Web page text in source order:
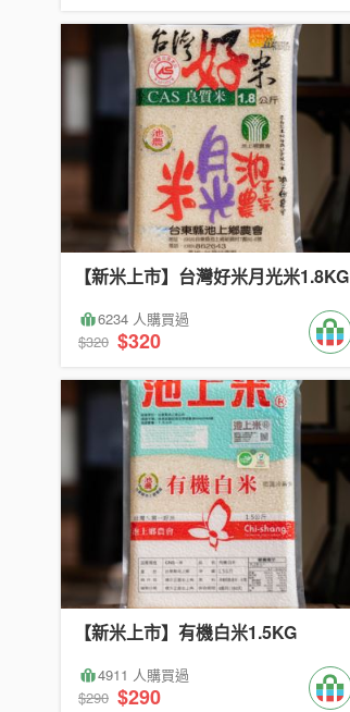
【新米上市】台灣好米月光米1.8KG
6234 人購買過
$320 $320
【新米上市】有機白米1.5KG
4911 人購買過
$290 $290